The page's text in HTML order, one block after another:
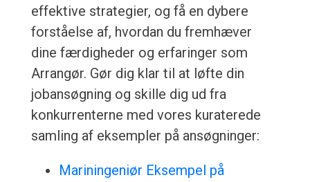
effektive strategier, og få en dybere
forståelse af, hvordan du fremhæver
dine færdigheder og erfaringer som
Arrangør. Gør dig klar til at løfte din
jobansøgning og skille dig ud fra
konkurrenterne med vores kuraterede
samling af eksempler på ansøgninger:
Mariningeniør Eksempel på